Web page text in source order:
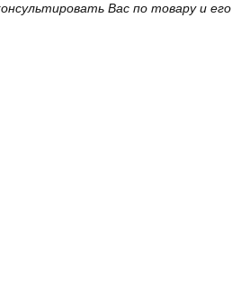
Вас по товару и его